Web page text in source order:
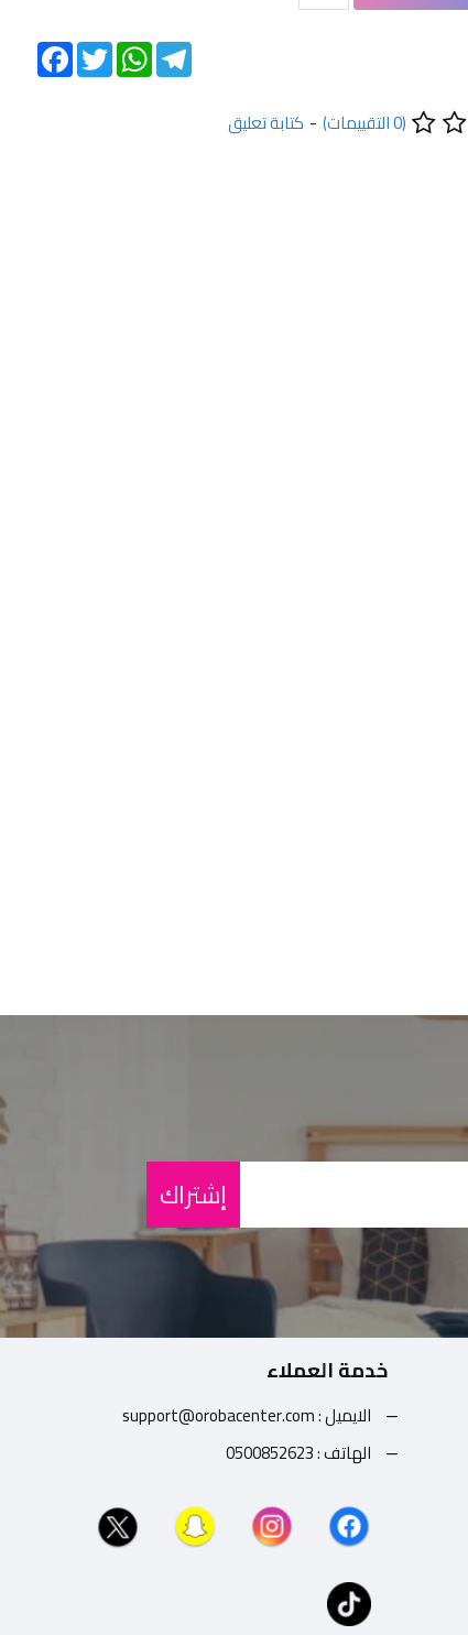
(0 التقييمات) - كتابة تعليق
FacebookTwitter
WhatsAppTelegram
إشتراك
خدمة العملاء
الايميل : support@orobacenter.com
الهاتف : 0500852623